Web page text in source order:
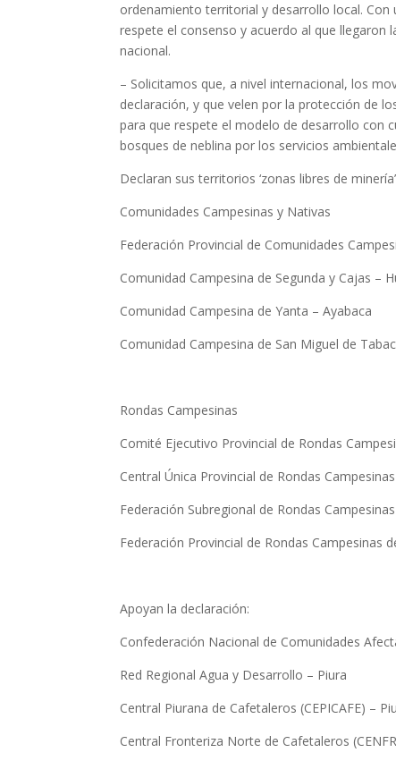
ordenamiento territorial y desarrollo local.
respete el consenso y acuerdo al que llegaron
nacional.
– Solicitamos que, a nivel internacional, los
declaración, y que velen por la protección de
para que respete el modelo de desarrollo con
bosques de neblina por los servicios
Declaran sus territorios ‘zonas libres de
Comunidades Campesinas y Nativas
Federación Provincial de Comunidades
Comunidad Campesina de Segunda y Cajas –
Comunidad Campesina de Yanta – Ayabaca
Comunidad Campesina de San Miguel de
Rondas Campesinas
Comité Ejecutivo Provincial de Rondas
Central Única Provincial de Rondas
Federación Subregional de Rondas
Federación Provincial de Rondas Campesinas
Apoyan la declaración:
Confederación Nacional de Comunidades
Red Regional Agua y Desarrollo – Piura
Central Piurana de Cafetaleros (CEPICAFE) –
Central Fronteriza Norte de Cafetaleros